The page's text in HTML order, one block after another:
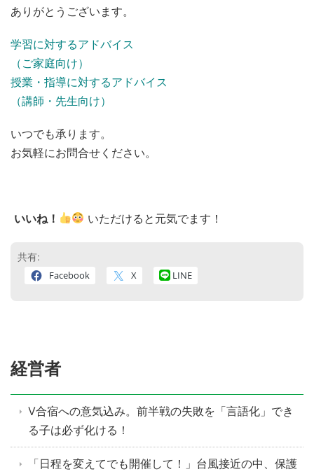
ありがとうございます。
学習に対するアドバイス
（ご家庭向け）
授業・指導に対するアドバイス
（講師・先生向け）
いつでも承ります。
お気軽にお問合せください。
いいね！ いただけると元気でます！
共有:
Facebook X LINE
経営者
V合宿への意気込み。前半戦の失敗を「言語化」でき
る子は必ず化ける！
「日程を変えてでも開催して！」台風接近の中、保護